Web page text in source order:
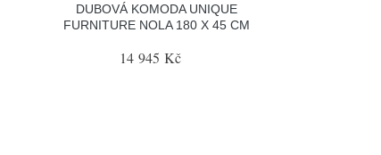
DUBOVÁ KOMODA UNIQUE
FURNITURE NOLA 180 X 45 CM
14 945 Kč